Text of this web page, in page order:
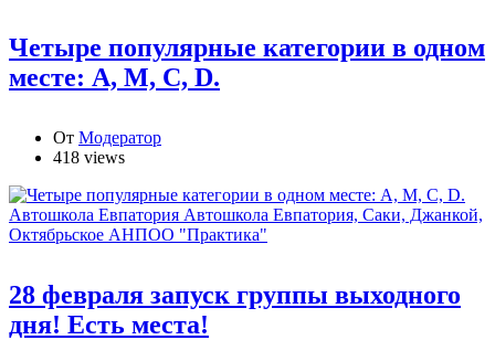
Четыре популярные категории в одном
месте: А, М, С, D.
От Модератор
418 views
Автошкола Евпатория Автошкола Евпатория, Саки, Джанкой,
Октябрьское АНПОО "Практика"
28 февраля запуск группы выходного
дня! Есть места!